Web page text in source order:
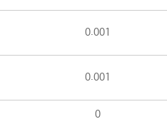
0.001
0.001
0